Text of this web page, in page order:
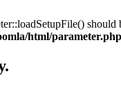
html/parameter.php